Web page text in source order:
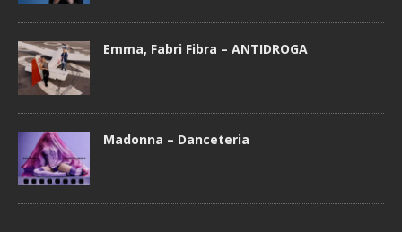
Emma, Fabri Fibra – ANTIDROGA
Madonna – Danceteria